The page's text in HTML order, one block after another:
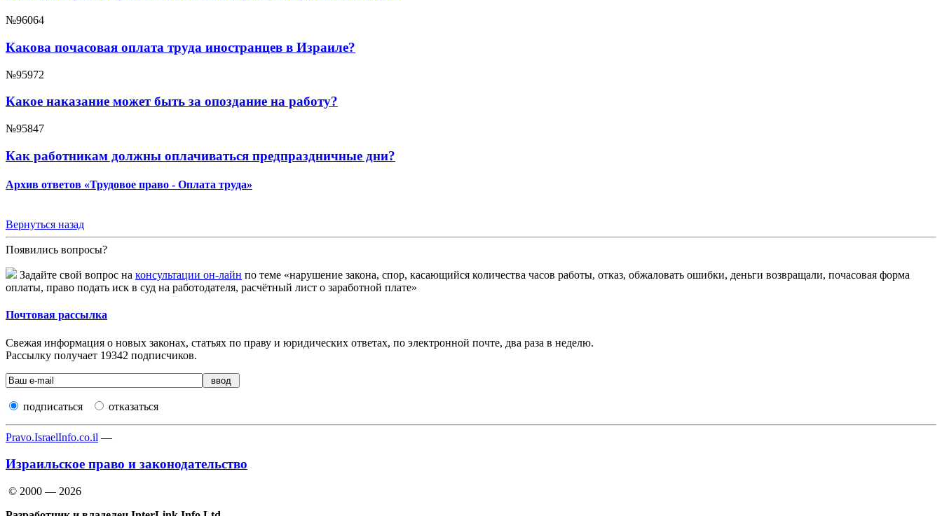
№96064
Какова почасовая оплата труда иностранцев в Израиле?
№95972
Какое наказание может быть за опоздание на работу?
№95847
Как работникам должны оплачиваться предпраздничные дни?
Архив ответов «Трудовое право - Оплата труда»
Вернуться назад
Появились вопросы?
Задайте свой вопрос на консультации он-лайн по теме «нарушение закона, спор, касающийся количества часов работы, отказ, обжаловать ошибки, деньги возвращали, почасовая форма
оплаты, право подать иск в суд на работодателя, расчётный лист о заработной плате»
Почтовая рассылка
Свежая информация о новых законах, статьях по праву и юридических ответах, по электронной почте, два раза в неделю.
Рассылку получает 19342 подписчиков.
подписаться отказаться
Pravo.IsraelInfo.co.il —
Израильское право и законодательство
© 2000 — 2026